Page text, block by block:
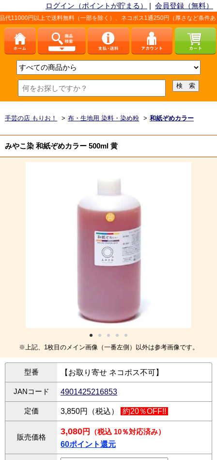
ログイン（ポイントが貯まる） | 会員登録（無料）
送料無料（一部を除く）、ネコポス1通250円（厚さなど条件あり）。詳しく
手芸の店 もりお！ > 布・生地用 染料・染め粉 > 和紙ぞめカラー
みやこ染 和紙ぞめカラー 500ml 黄
※上記、1枚目のメイン画像（一番左側）以外は参考画像です。
型番 【お取り寄せ ネコポス不可】
JANコード 4901425216853
定価 3,850円（税込） 約20％OFF!!
販売価格
3,080円
（税込 10％対応済み）
60ポイント還元